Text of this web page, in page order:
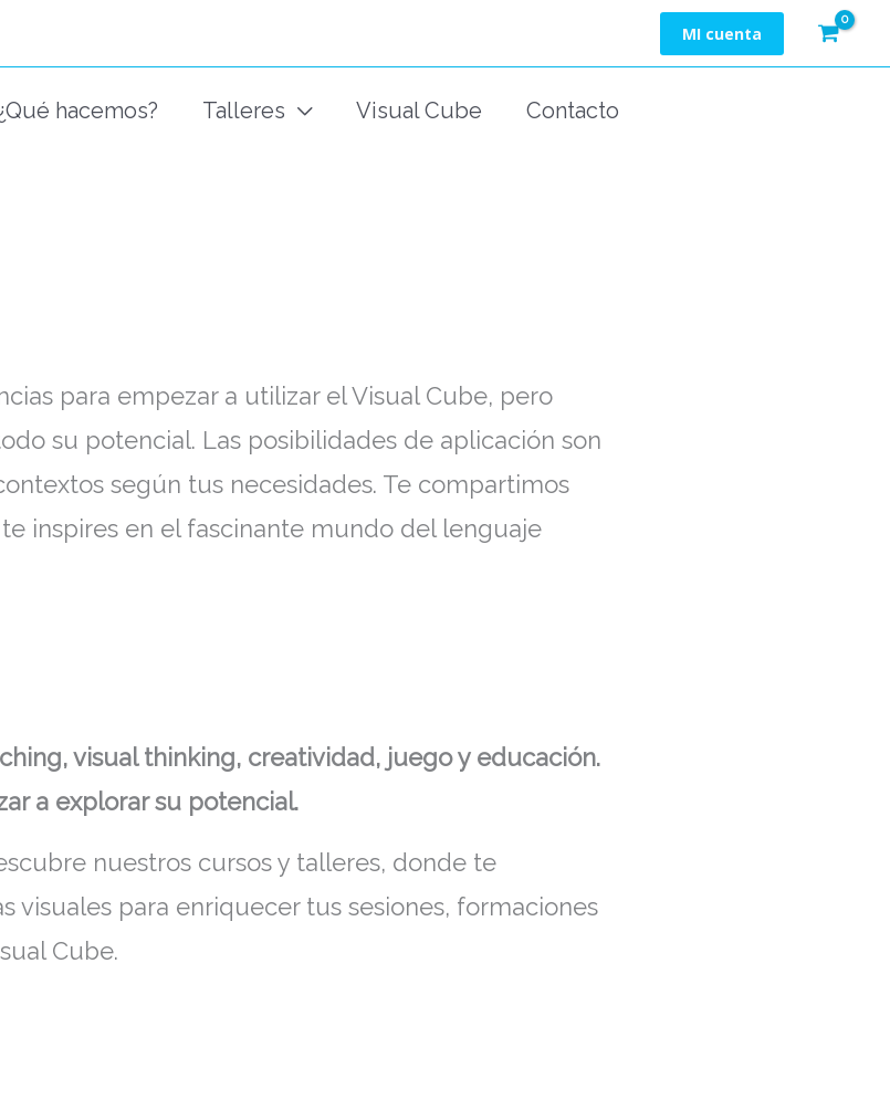
MI cuenta
hacemos? Talleres Visual Cube Contacto
para empezar a utilizar el Visual Cube, pero
su potencial. Las posibilidades de aplicación son
según tus necesidades. Te compartimos
inspires en el fascinante mundo del lenguaje
visual thinking, creatividad, juego y educación.
a explorar su potencial.
nuestros cursos y talleres, donde te
visuales para enriquecer tus sesiones, formaciones
Cube.